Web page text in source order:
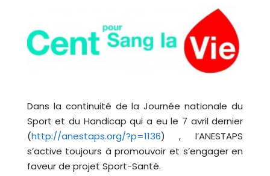
Dans la continuité de la Journée nationale du
Sport et du Handicap qui a eu le 7 avril dernier
(http://anestaps.org/?p=1136) , l’ANESTAPS
s’active toujours à promouvoir et s’engager en
faveur de projet Sport-Santé.